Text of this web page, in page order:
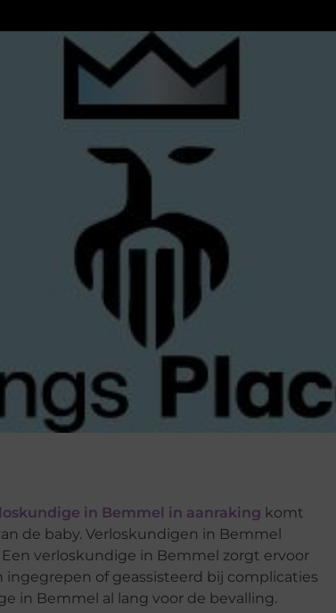
in Bemmel in aanraking komt
de baby. Verloskundigen in Bemmel
verloskundige in Bemmel zorgt ervoor
of geassisteerd bij complicaties
in Bemmel al lang voor de bevalling.